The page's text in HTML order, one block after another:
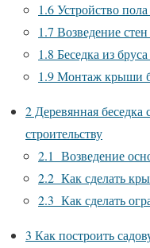
1.6Устройство
1.7 Возведение
1.8 Беседка из
1.9Монтаж крыши
2 Деревянная
строительству
2.1 Возведение
2.2 Как сделать
2.3 Как сделать
3 Как построить